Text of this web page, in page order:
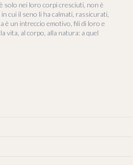
solo nei loro corpi cresciuti, non è
cui il seno li ha calmati, rassicurati,
è un intreccio emotivo, fili di loro e
vita, al corpo, alla natura: a quel